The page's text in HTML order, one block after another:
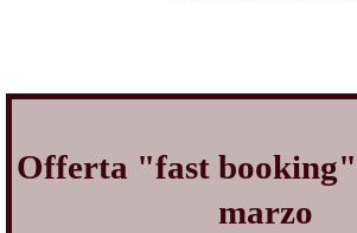
Offerta "fast
marzo